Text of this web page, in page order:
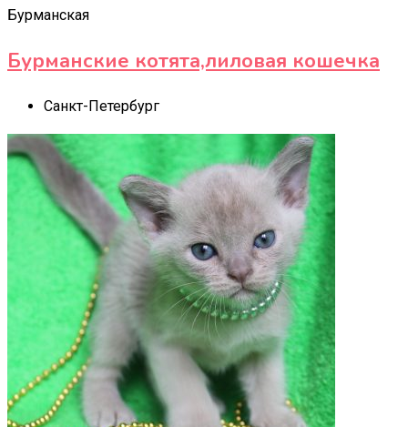
Бурманская
Бурманские котята,лиловая кошечка
Санкт-Петербург